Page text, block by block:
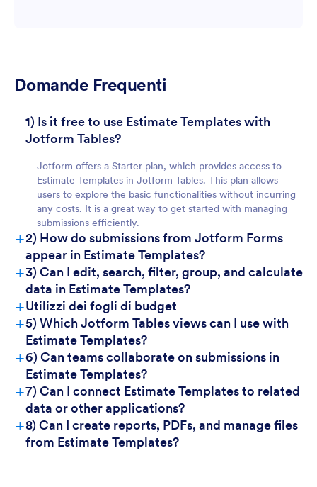
For Teams:
For Managers:
Domande Frequenti
- 1) Is it free to use Estimate Templates with
Jotform Tables?
Jotform offers a Starter plan, which provides access to
Estimate Templates in Jotform Tables. This plan allows
users to explore the basic functionalities without incurring
any costs. It is a great way to get started with managing
submissions efficiently.
+2) How do submissions from Jotform Forms
appear in Estimate Templates?
+3) Can I edit, search, filter, group, and calculate
data in Estimate Templates?
+Utilizzi dei fogli di budget
+5) Which Jotform Tables views can I use with
Estimate Templates?
+6) Can teams collaborate on submissions in
Estimate Templates?
+7) Can I connect Estimate Templates to related
data or other applications?
+8) Can I create reports, PDFs, and manage files
from Estimate Templates?